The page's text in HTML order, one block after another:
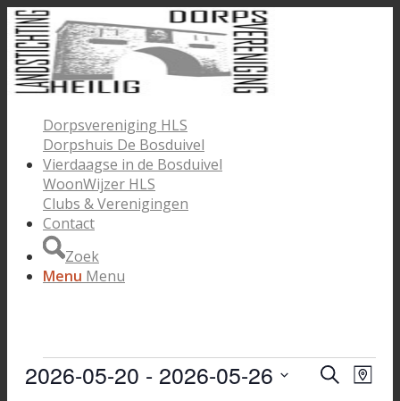
Dorpsvereniging HLS
Dorpshuis De Bosduivel
Vierdaagse in de Bosduivel
WoonWijzer HLS
Clubs & Verenigingen
Contact
Zoek
Menu Menu
Evenementen ZoekenKaart
2026-05-20 - 2026-05-26